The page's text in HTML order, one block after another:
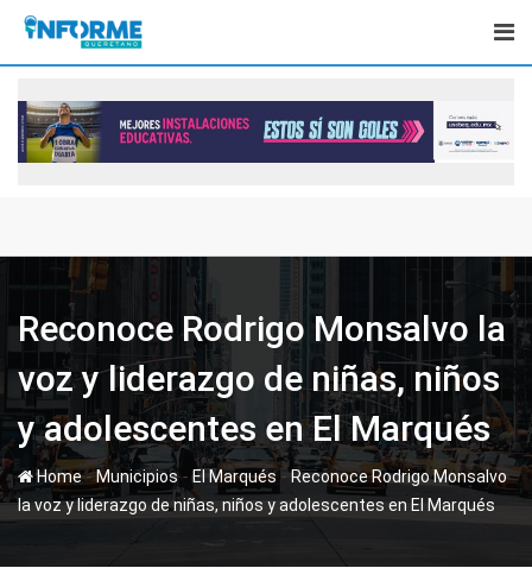
Skip
content
Reconoce Rodrigo Monsalvo la
voz y liderazgo de niñas, niños
y adolescentes en El Marqués
Home-Municipios-El Marqués -Reconoce Rodrigo Monsalvo
la voz y liderazgo de niñas, niños y adolescentes en El Marqués